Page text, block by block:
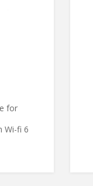
for
Wi-fi 6